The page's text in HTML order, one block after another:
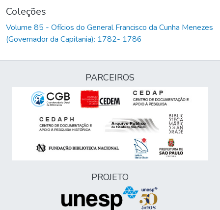
Coleções
Volume 85 - Ofícios do General Francisco da Cunha Menezes
(Governador da Capitania): 1782- 1786
PARCEIROS
PROJETO